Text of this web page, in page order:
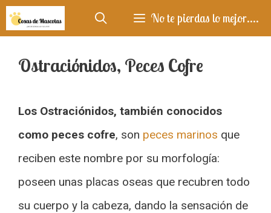
Saltar
al
contenido
No te pierdas lo mejor....
Ostraciónidos, Peces Cofre
Los Ostraciónidos, también conocidos
como peces cofre, son peces marinos que
reciben este nombre por su morfología:
poseen unas placas oseas que recubren todo
su cuerpo y la cabeza, dando la sensación de